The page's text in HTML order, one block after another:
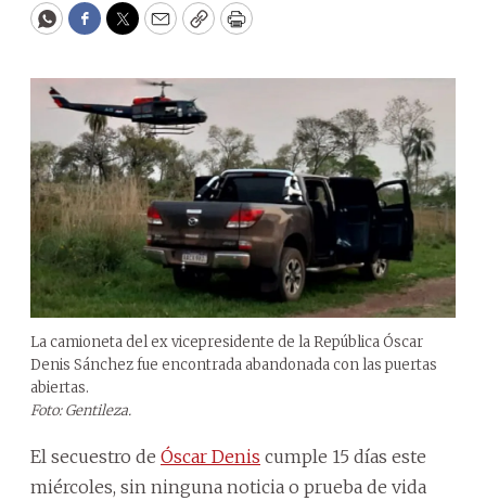
WhatsApp
Facebook
Twitter
EmailCopyPrint
La camioneta del ex vicepresidente de la República Óscar
Denis Sánchez fue encontrada abandonada con las puertas
abiertas.
Foto: Gentileza.
El secuestro de Óscar Denis cumple 15 días este
miércoles, sin ninguna noticia o prueba de vida